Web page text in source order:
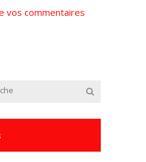
vos commentaires